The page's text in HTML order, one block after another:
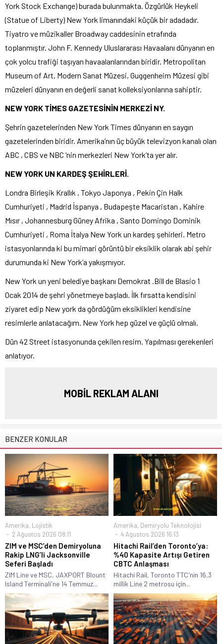
York Stock Exchange) burada bulunmakta. Özgürlük Heykeli
(Statue of Liberty) New York limanındaki küçük bir adadadır.
Tiyatro ve müzikaller Broadway caddesinin etrafında
toplanmıştır. John F. Kennedy Uluslararası Havaalanı dünyanın en
çok yolcu trafiği taşıyan havaalanlarından biridir. Metropolitan
Museum of Art, Modern Sanat Müzesi, Guggenheim Müzesi gibi
müzeleri dünyanın en değerli sanat kolleksiyonlarına sahiptir.
NEW YORK TİMES GAZETESİNİN MERKEZİ NY.
Şehrin gazetelerinden New York Times dünyanın en saygın
gazetelerinden biridir. Amerika’nın üç büyük televizyon kanalı olan
ABC , CBS ve NBC ‘nin merkezleri New York’ta yer alır.
NEW YORK UN KARDEŞ ŞEHİRLERİ.
Londra Birleşik Krallık , Tokyo Japonya , Pekin Çin Halk
Cumhuriyeti , Madrid İspanya , Budapeşte Macaristan , Kahire
Mısır , Johannesburg Güney Afrika , Santo Domingo Dominik
Cumhuriyeti , Roma İtalya New York un kardeş şehirleri. Metro
istasyonlarında ki bu mimari görüntü bir eksiklik olarak abi şehir
durumunda ki New York’a yakışmıyor.
New York un yeni belediye başkanı Demokrat .Bill de Blasio 1
Ocak 2014 de şehri yönetmeye başladı. İlk fırsatta kendisini
ziyaret edip New york da gördüğüm eksiklikleri kendisine
resimlerle anlatacağım. New York hep güzel ve güçlü olmalı.
Dün 42 Street istasyonunda çekilen resim. Yapılması gerekenleri
anlatıyor.
MOBİL REKLAM ALANI
BENZER KONULAR
Amerika, Lojistik
2 Ağustos 2026 08:11
ZIM ve MSC’den Demiryoluna
Rakip LNG’li Jacksonville
Seferi Başladı
ZIM Line ve MSC, JAXPORT Blount
Island Terminali'ne 14 Temmuz...
Amerika, Demiryolu Teknolojisi
4 Ağustos 2026 16:13
Hitachi Rail’den Toronto’ya:
%40 Kapasite Artışı Getiren
CBTC Anlaşması
Hitachi Rail, Toronto TTC'nin 16,3
millik Line 2 metrosu için...